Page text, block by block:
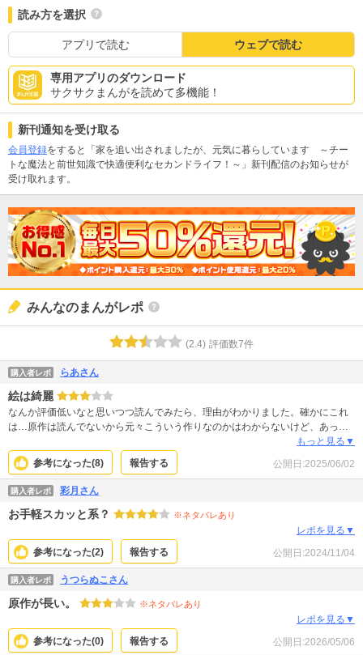
読み方を選択
アプリで読む ウェブで読む
専用アプリのダウンロード
サクサクまんがを読めて多機能！
新刊通知を受け取る
会員登録をすると「家を追い出されましたが、元気に暮らしています ～チー
トな魔法と前世知識で快適便利なセカンドライフ！～」新刊配信のお知らせが
受け取れます。
みんなのまんがレポ
(2.4) 評価数7件
購入者レポ らあさん
絵は綺麗
なんか評価低いなと思いつつ読んでみたら、理由がわかりました。確かにこれ
は…原作は読んでないから元々こういう作りなのかはわからないけど、あっさ
りしすぎてる。１巻あたまの追い出されるまでは普通でしたが、そこからはキ
ャラが皆軽くて感情も淡白。キャラ立ちもしていて深掘りしたらいくらでも長
期連載できちゃいそうなキャラが何人もいるのにスルー。そもそも主人公が軽
すぎて、大したことをしているんだろうけどその凄さが伝わらない。悪役が絡
んできても即解決して追放(そこはあまり何巻も引っ張られてもイラっとはする
から加減が難しいところではある)。絵はとても綺麗。
もっと見る▼
参考になった(8) 報告する 公開日:2025/06/02
購入者レポ 彩月さん
お手軽スカッと系？ ※ネタバレあり
レポを見る▼
参考になった(2) 報告する 公開日:2024/11/04
購入者レポ うつらぬこさん
原作が長い。 ※ネタバレあり
レポを見る▼
参考になった(0) 報告する 公開日:2026/05/06